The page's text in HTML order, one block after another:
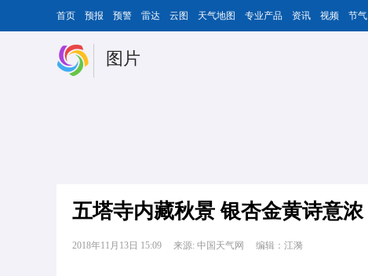
首页 预报 预警 雷达 云图 天气地图 专业产品 资讯 视频 节气
图片
五塔寺内藏秋景 银杏金黄诗意浓
2018年11月13日 15:09 来源: 中国天气网 编辑：江漪